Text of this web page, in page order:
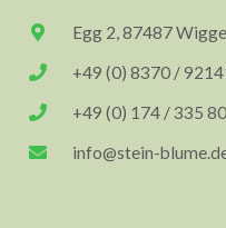
Egg 2, 87487
+49 (0) 8370 /
+49 (0) 174 / 335
info@stein-